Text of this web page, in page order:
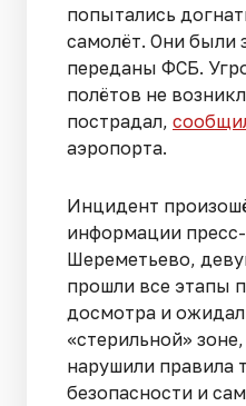
попытались
самолёт. Они были
переданы ФСБ.
полётов не
пострадал,
аэропорта.
Инцидент
информации
Шереметьево,
прошли все этапы
досмотра и
«стерильной»
нарушили правила
безопасности и